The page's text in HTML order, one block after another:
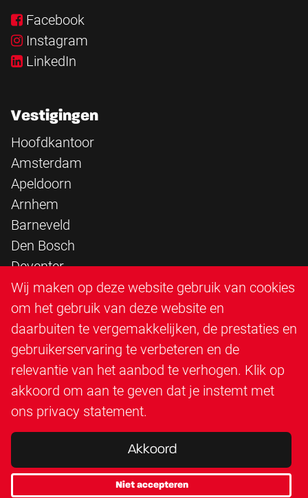
Facebook
Instagram
LinkedIn
Vestigingen
Hoofdkantoor
Amsterdam
Apeldoorn
Arnhem
Barneveld
Den Bosch
Deventer
Epe
Sittard
Triangle Infra
Triangle Steigerbouw
Utrecht
Veenendaal
Zutphen
Wij maken op deze website gebruik van cookies
om het gebruik van deze website en
daarbuiten te vergemakkelijken, de prestaties en
gebruikerservaring te verbeteren en de
relevantie van het aanbod te verhogen. Klik op
akkoord om aan te geven dat je instemt met
ons privacy statement.
Akkoord
Niet accepteren